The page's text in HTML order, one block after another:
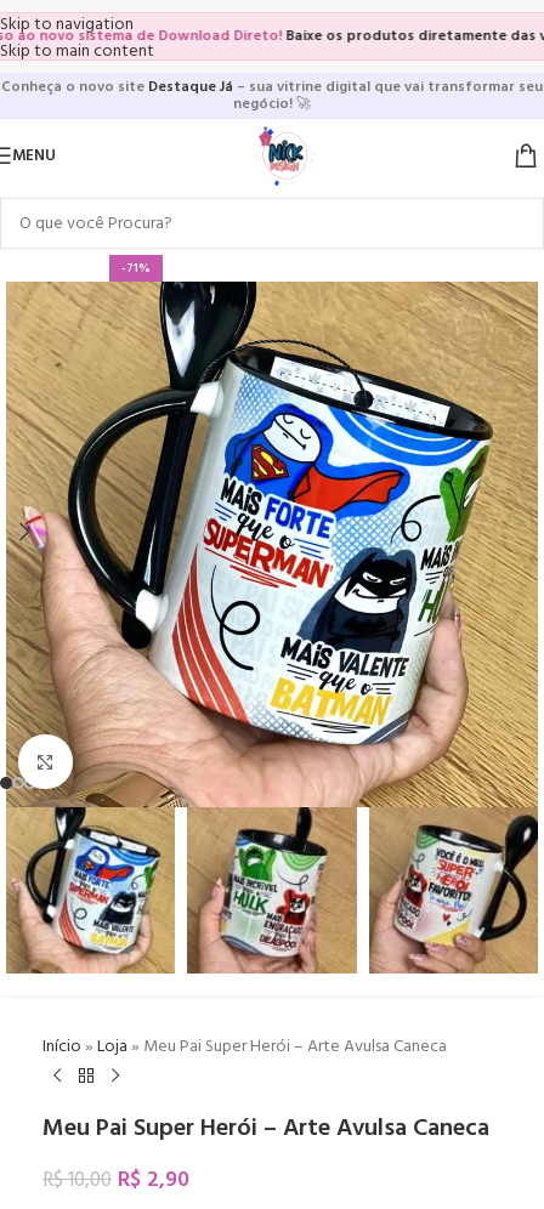
Skip to navigation
Skip to main content
novo sistema de Download Direto!Baixe os produtos diretamente das
Conheça o novo site Destaque Já – sua vitrine digital que vai transformar seu
negócio!🚀
MENU
-71%
Click to enlarge
Início»Loja» Meu Pai Super Herói – Arte Avulsa Caneca
Meu Pai Super Herói – Arte Avulsa Caneca
R$10,00 R$ 2,90